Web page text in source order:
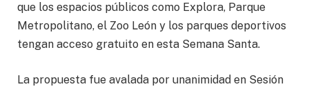
que los espacios públicos como Explora, Parque
Metropolitano, el Zoo León y los parques deportivos
tengan acceso gratuito en esta Semana Santa.
La propuesta fue avalada por unanimidad en Sesión